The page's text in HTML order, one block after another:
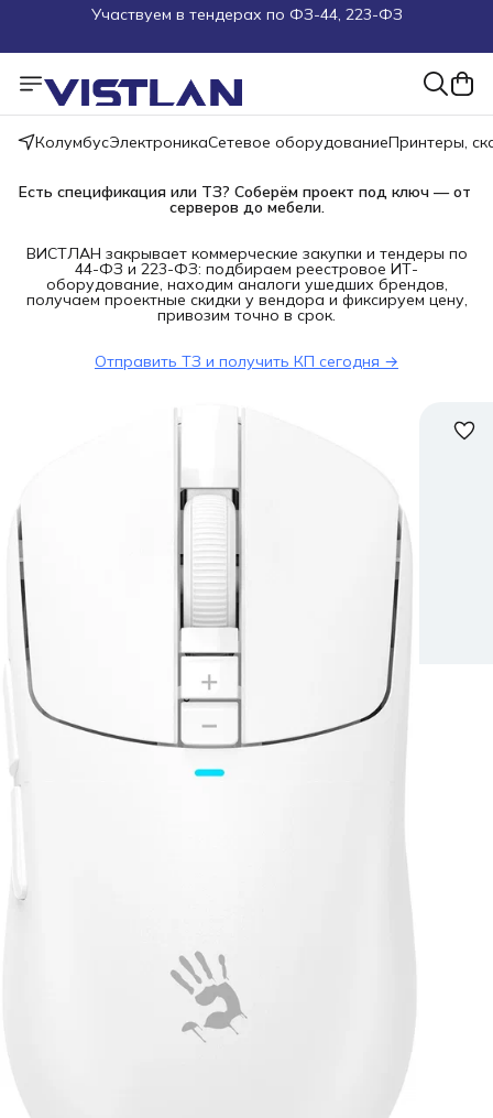
Пуско-наладочные работы
Пришлите запрос на e-mail или в чат
Более 100 000 позиций в наличии и под заказ
КолумбусЭлектроникаСетевое оборудованиеПринтеры,
Есть спецификация или ТЗ? Соберём проект под ключ — от
серверов до мебели.
ВИСТЛАН закрывает коммерческие закупки и тендеры по
44-ФЗ и 223-ФЗ: подбираем реестровое ИТ-
оборудование, находим аналоги ушедших брендов,
получаем проектные скидки у вендора и фиксируем цену,
привозим точно в срок.
Отправить ТЗ и получить КП сегодня →